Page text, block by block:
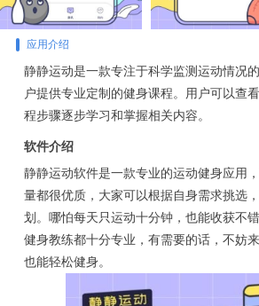
应用介绍
静静运动是一款专注于科学监测运动情况
户提供专业定制的健身课程。用户可以查
程步骤逐步学习和掌握相关内容。
软件介绍
静静运动软件是一款专业的运动健身应用
量都很优质，大家可以根据自身需求挑选
划。哪怕每天只运动十分钟，也能收获不
健身教练都十分专业，有需要的话，不妨
也能轻松健身。